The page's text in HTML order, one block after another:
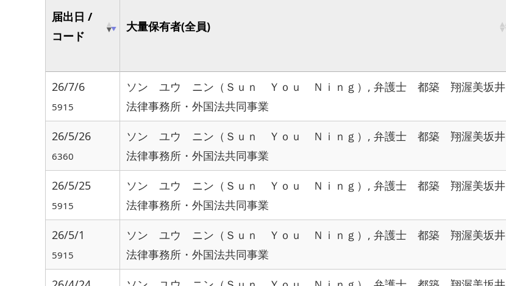
届出日 /
コード
大量保有者(全員)
26/7/6
5915
ソン ユウ ニン（Ｓｕｎ Ｙｏｕ Ｎｉｎｇ）, 弁護士 都築 翔渥美坂井
法律事務所・外国法共同事業
26/5/26
6360
ソン ユウ ニン（Ｓｕｎ Ｙｏｕ Ｎｉｎｇ）, 弁護士 都築 翔渥美坂井
法律事務所・外国法共同事業
26/5/25
5915
ソン ユウ ニン（Ｓｕｎ Ｙｏｕ Ｎｉｎｇ）, 弁護士 都築 翔渥美坂井
法律事務所・外国法共同事業
26/5/1
5915
ソン ユウ ニン（Ｓｕｎ Ｙｏｕ Ｎｉｎｇ）, 弁護士 都築 翔渥美坂井
法律事務所・外国法共同事業